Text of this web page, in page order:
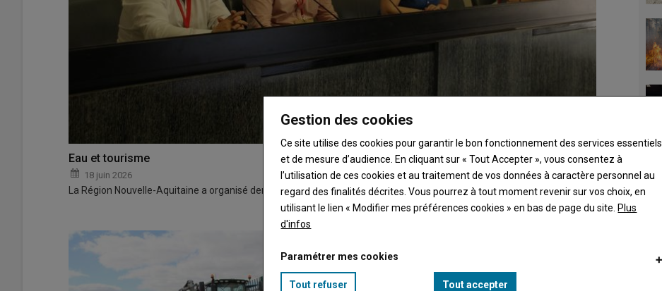
Eau et tourisme
18 juin 2026
La Région Nouvelle-Aquitaine a organisé dernièrement des Rencontres du tourisme durable. Face aux défis…
Gestion des cookies
Ce site utilise des cookies pour garantir le bon fonctionnement des services essentiels
et de mesure d’audience. En cliquant sur « Tout Accepter », vous consentez à
l’utilisation de ces cookies et au traitement de vos données à caractère personnel au
regard des finalités décrites. Vous pourrez à tout moment revenir sur vos choix, en
utilisant le lien « Modifier mes préférences cookies » en bas de page du site. Plus
d'infos
Paramétrer mes cookies
Tout refuser Tout accepter